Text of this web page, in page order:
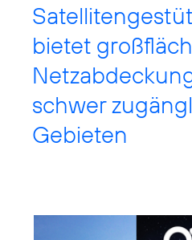
bietet
schwer
Gebieten